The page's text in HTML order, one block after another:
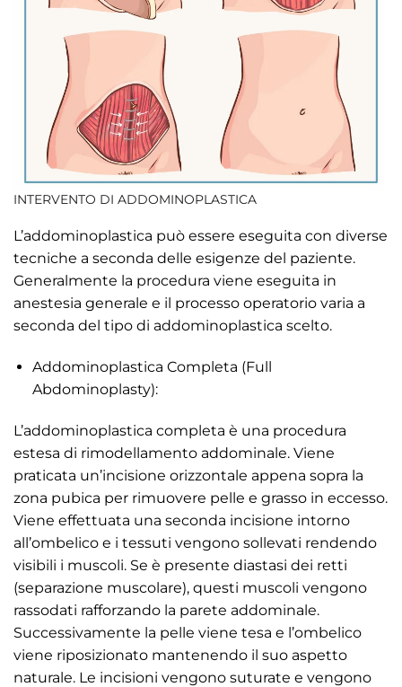
INTERVENTO DI ADDOMINOPLASTICA
L’addominoplastica può essere eseguita con diverse
tecniche a seconda delle esigenze del paziente.
Generalmente la procedura viene eseguita in
anestesia generale e il processo operatorio varia a
seconda del tipo di addominoplastica scelto.
Addominoplastica Completa (Full
Abdominoplasty):
L’addominoplastica completa è una procedura
estesa di rimodellamento addominale. Viene
praticata un’incisione orizzontale appena sopra la
zona pubica per rimuovere pelle e grasso in eccesso.
Viene effettuata una seconda incisione intorno
all’ombelico e i tessuti vengono sollevati rendendo
visibili i muscoli. Se è presente diastasi dei retti
(separazione muscolare), questi muscoli vengono
rassodati rafforzando la parete addominale.
Successivamente la pelle viene tesa e l’ombelico
viene riposizionato mantenendo il suo aspetto
naturale. Le incisioni vengono suturate e vengono